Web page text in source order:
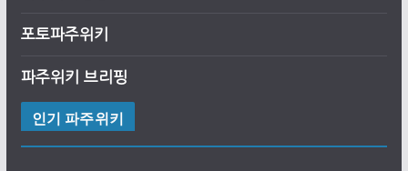
포토파주위키
파주위키 브리핑
인기 파주위키